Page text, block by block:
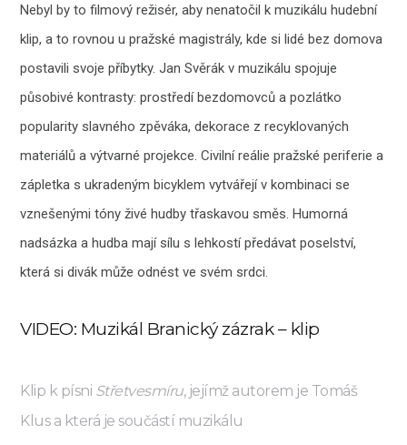
Nebyl by to filmový režisér, aby nenatočil k muzikálu hudební
klip, a to rovnou u pražské magistrály, kde si lidé bez domova
postavili svoje příbytky. Jan Svěrák v muzikálu spojuje
působivé kontrasty: prostředí bezdomovců a pozlátko
popularity slavného zpěváka, dekorace z recyklovaných
materiálů a výtvarné projekce. Civilní reálie pražské periferie a
zápletka s ukradeným bicyklem vytvářejí v kombinaci se
vznešenými tóny živé hudby třaskavou směs. Humorná
nadsázka a hudba mají sílu s lehkostí předávat poselství,
která si divák může odnést ve svém srdci.
VIDEO: Muzikál Branický zázrak – klip
Klip k písni Střetvesmíru, jejímž autorem je Tomáš
Klus a která je součástí muzikálu